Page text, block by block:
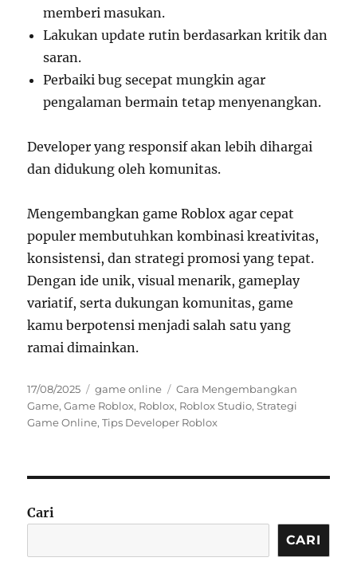
memberi masukan.
Lakukan update rutin berdasarkan kritik dan
saran.
Perbaiki bug secepat mungkin agar
pengalaman bermain tetap menyenangkan.
Developer yang responsif akan lebih dihargai
dan didukung oleh komunitas.
Mengembangkan game Roblox agar cepat
populer membutuhkan kombinasi kreativitas,
konsistensi, dan strategi promosi yang tepat.
Dengan ide unik, visual menarik, gameplay
variatif, serta dukungan komunitas, game
kamu berpotensi menjadi salah satu yang
ramai dimainkan.
Posted
on
17/08/2025 Categories
game online Tags
Cara Mengembangkan
Game,Game Roblox, Roblox, Roblox Studio,Strategi
Game Online,Tips Developer Roblox
Cari
CARI